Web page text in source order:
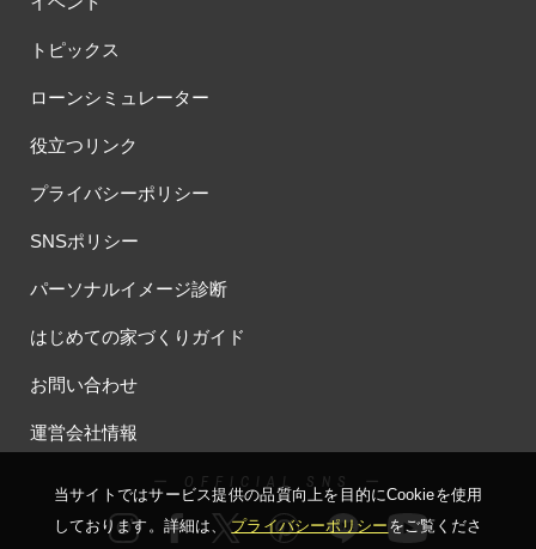
トピックス
ローンシミュレーター
役立つリンク
プライバシーポリシー
SNSポリシー
パーソナルイメージ診断
はじめての家づくりガイド
お問い合わせ
運営会社情報
ー OFFICIAL SNS ー
当サイトではサービス提供の品質向上を⽬的にCookieを使⽤
しております。詳細は、プライバシーポリシーをご覧くださ